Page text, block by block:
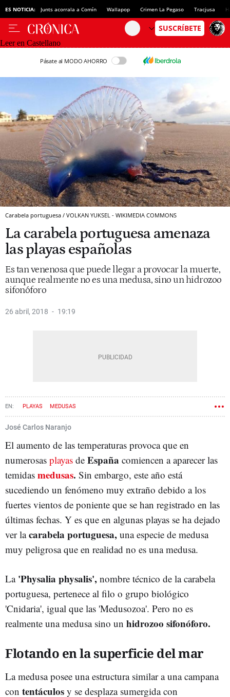
ES NOTICIA: Junts acorrala a Comín Wallapop Crimen La Pegaso Tracjusa
Leer en Castellano
Pásate al MODO AHORRO
Carabela portuguesa / VOLKAN YUKSEL - WIKIMEDIA COMMONS
La carabela portuguesa amenaza
las playas españolas
Es tan venenosa que puede llegar a provocar la muerte,
aunque realmente no es una medusa, sino un hidrozoo
sifonóforo
26 abril, 2018 19:19
PLAYAS MEDUSAS
José Carlos Naranjo
El aumento de las temperaturas provoca que en
numerosas playas de España comiencen a aparecer las
temidas medusas. Sin embargo, este año está
sucediendo un fenómeno muy extraño debido a los
fuertes vientos de poniente que se han registrado en las
últimas fechas. Y es que en algunas playas se ha dejado
ver lacarabela portuguesa, una especie de medusa
muy peligrosa que en realidad no es una medusa.
La'Physalia physalis', nombre técnico de la carabela
portuguesa, pertenece al filo o grupo biológico
'Cnidaria', igual que las 'Medusozoa'. Pero no es
realmente una medusa sino un hidrozoo sifonóforo.
Flotando en la superficie del mar
La medusa posee una estructura similar a una campana
con tentáculos y se desplaza sumergida con